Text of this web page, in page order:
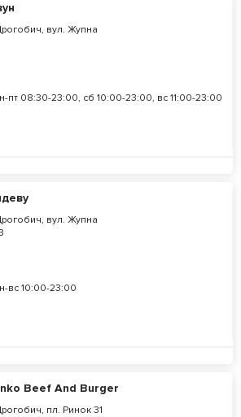
вул. Жупна
пт 08:30-23:00, сб 10:00-23:00, вс 11:00-23:00
вул. Жупна
вс 10:00-23:00
Beef And Burger
пл. Ринок 31